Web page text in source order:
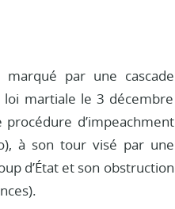
par une cascade
loi martiale le 3 décembre
d’impeachment
à son tour visé par une
d’État et son obstruction